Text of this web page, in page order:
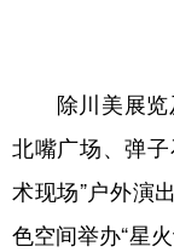
除川美展览
北嘴广场、弹
术现场”户外演
色空间举办“星